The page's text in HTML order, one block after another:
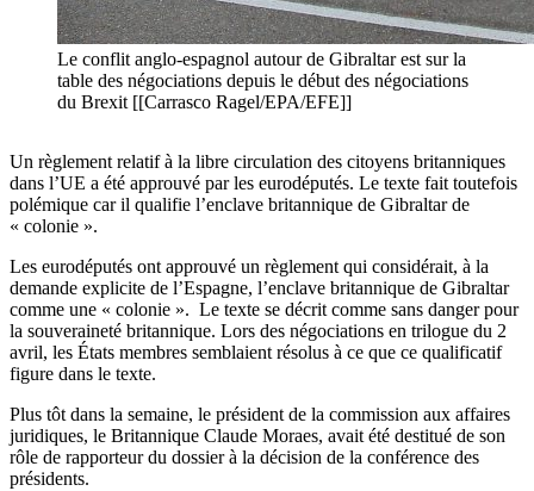
Le conflit anglo-espagnol autour de Gibraltar est sur la
table des négociations depuis le début des négociations
du Brexit [[Carrasco Ragel/EPA/EFE]]
Un règlement relatif à la libre circulation des citoyens britanniques
dans l’UE a été approuvé par les eurodéputés. Le texte fait toutefois
polémique car il qualifie l’enclave britannique de Gibraltar de
« colonie ».
Les eurodéputés ont approuvé un règlement qui considérait, à la
demande explicite de l’Espagne, l’enclave britannique de Gibraltar
comme une « colonie ». Le texte se décrit comme sans danger pour
la souveraineté britannique. Lors des négociations en trilogue du 2
avril, les États membres semblaient résolus à ce que ce qualificatif
figure dans le texte.
Plus tôt dans la semaine, le président de la commission aux affaires
juridiques, le Britannique Claude Moraes, avait été destitué de son
rôle de rapporteur du dossier à la décision de la conférence des
présidents.